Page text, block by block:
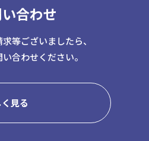
士法人
バイザーズ・アカウンティング
ドバイザーズM&A
サポート
合わせ
等ございましたら、
合わせください。
見る